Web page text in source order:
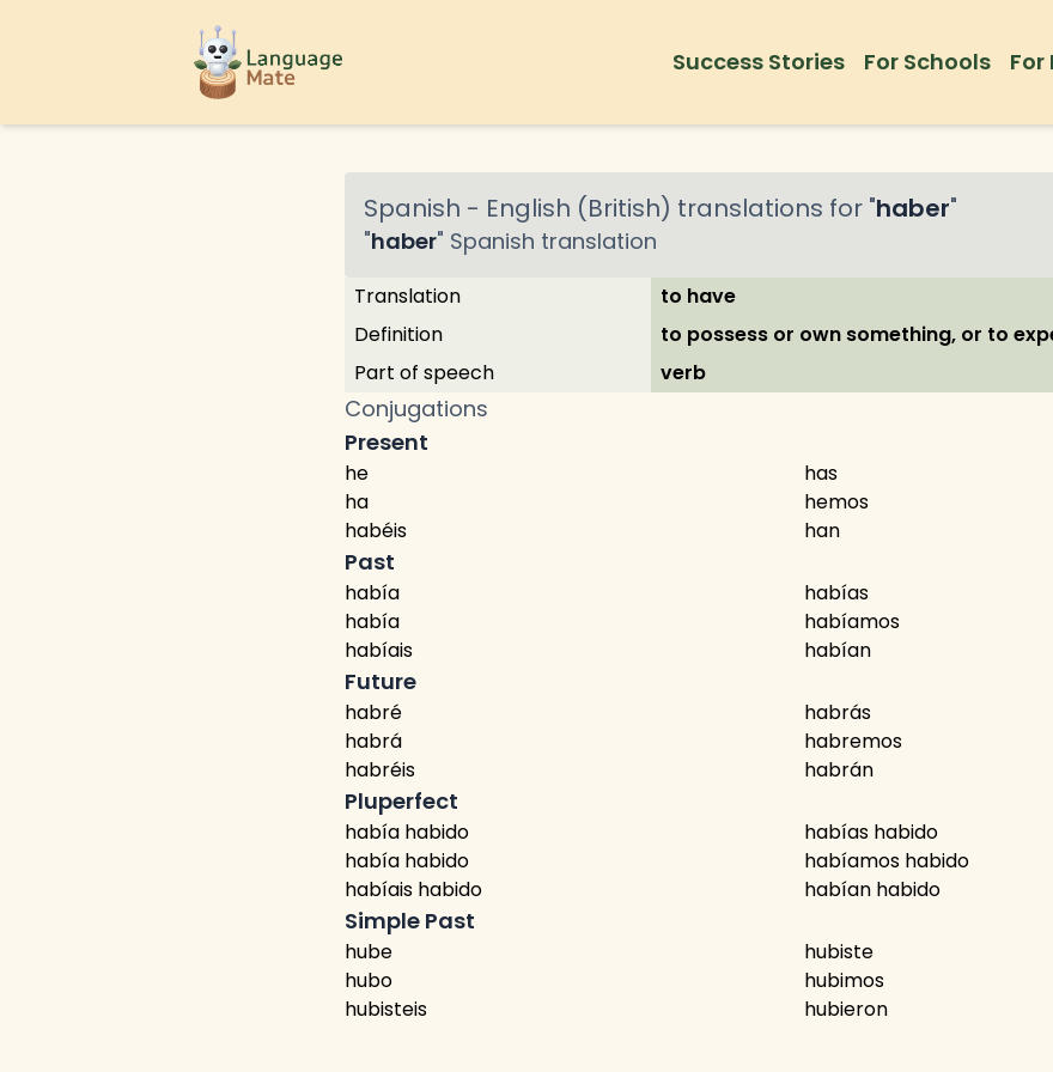
Success Stories For Schools For
Spanish - English (British) translations for "haber"
"haber" Spanish translation
Translation
to have
Definition
to possess or own something, or to
Part of speech
verb
Conjugations
Present
he
has
ha
hemos
habéis
han
Past
había
habías
había
habíamos
habíais
habían
Future
habré
habrás
habrá
habremos
habréis
habrán
Pluperfect
había habido
habías habido
había habido
habíamos habido
habíais habido
habían habido
Simple Past
hube
hubiste
hubo
hubimos
hubisteis
hubieron